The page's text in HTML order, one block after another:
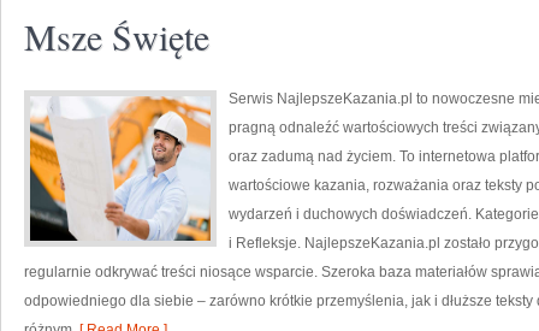
Msze Święte
Serwis NajlepszeKazania.pl to nowoczesne
pragną odnaleźć wartościowych treści
oraz zadumą nad życiem. To internetowa
wartościowe kazania, rozważania oraz teksty
wydarzeń i duchowych doświadczeń.
i Refleksje. NajlepszeKazania.pl zostało
regularnie odkrywać treści niosące wsparcie. Szeroka baza materiałów
odpowiedniego dla siebie – zarówno krótkie przemyślenia, jak i dłuższe